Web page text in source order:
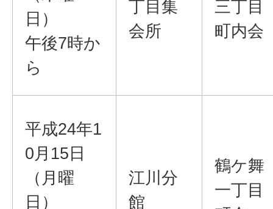
日）
午後7時か
ら
丁目集
会所
三丁目
町内会
平成24年1
0月15日
（月曜
日）
江川分
館
鶴ケ舞
一丁目